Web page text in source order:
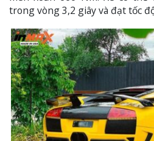
trong vòng 3,2 giây và đạt tốc